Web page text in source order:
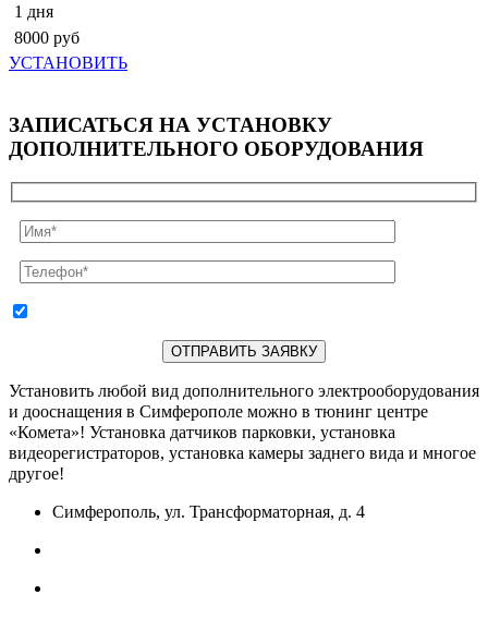
1 дня
8000 руб
УСТАНОВИТЬ
ЗАПИСАТЬСЯ НА УСТАНОВКУ
ДОПОЛНИТЕЛЬНОГО ОБОРУДОВАНИЯ
Установить любой вид дополнительного электрооборудования
и дооснащения в Симферополе можно в тюнинг центре
«Комета»! Установка датчиков парковки, установка
видеорегистраторов, установка камеры заднего вида и многое
другое!
Симферополь, ул. Трансформаторная, д. 4